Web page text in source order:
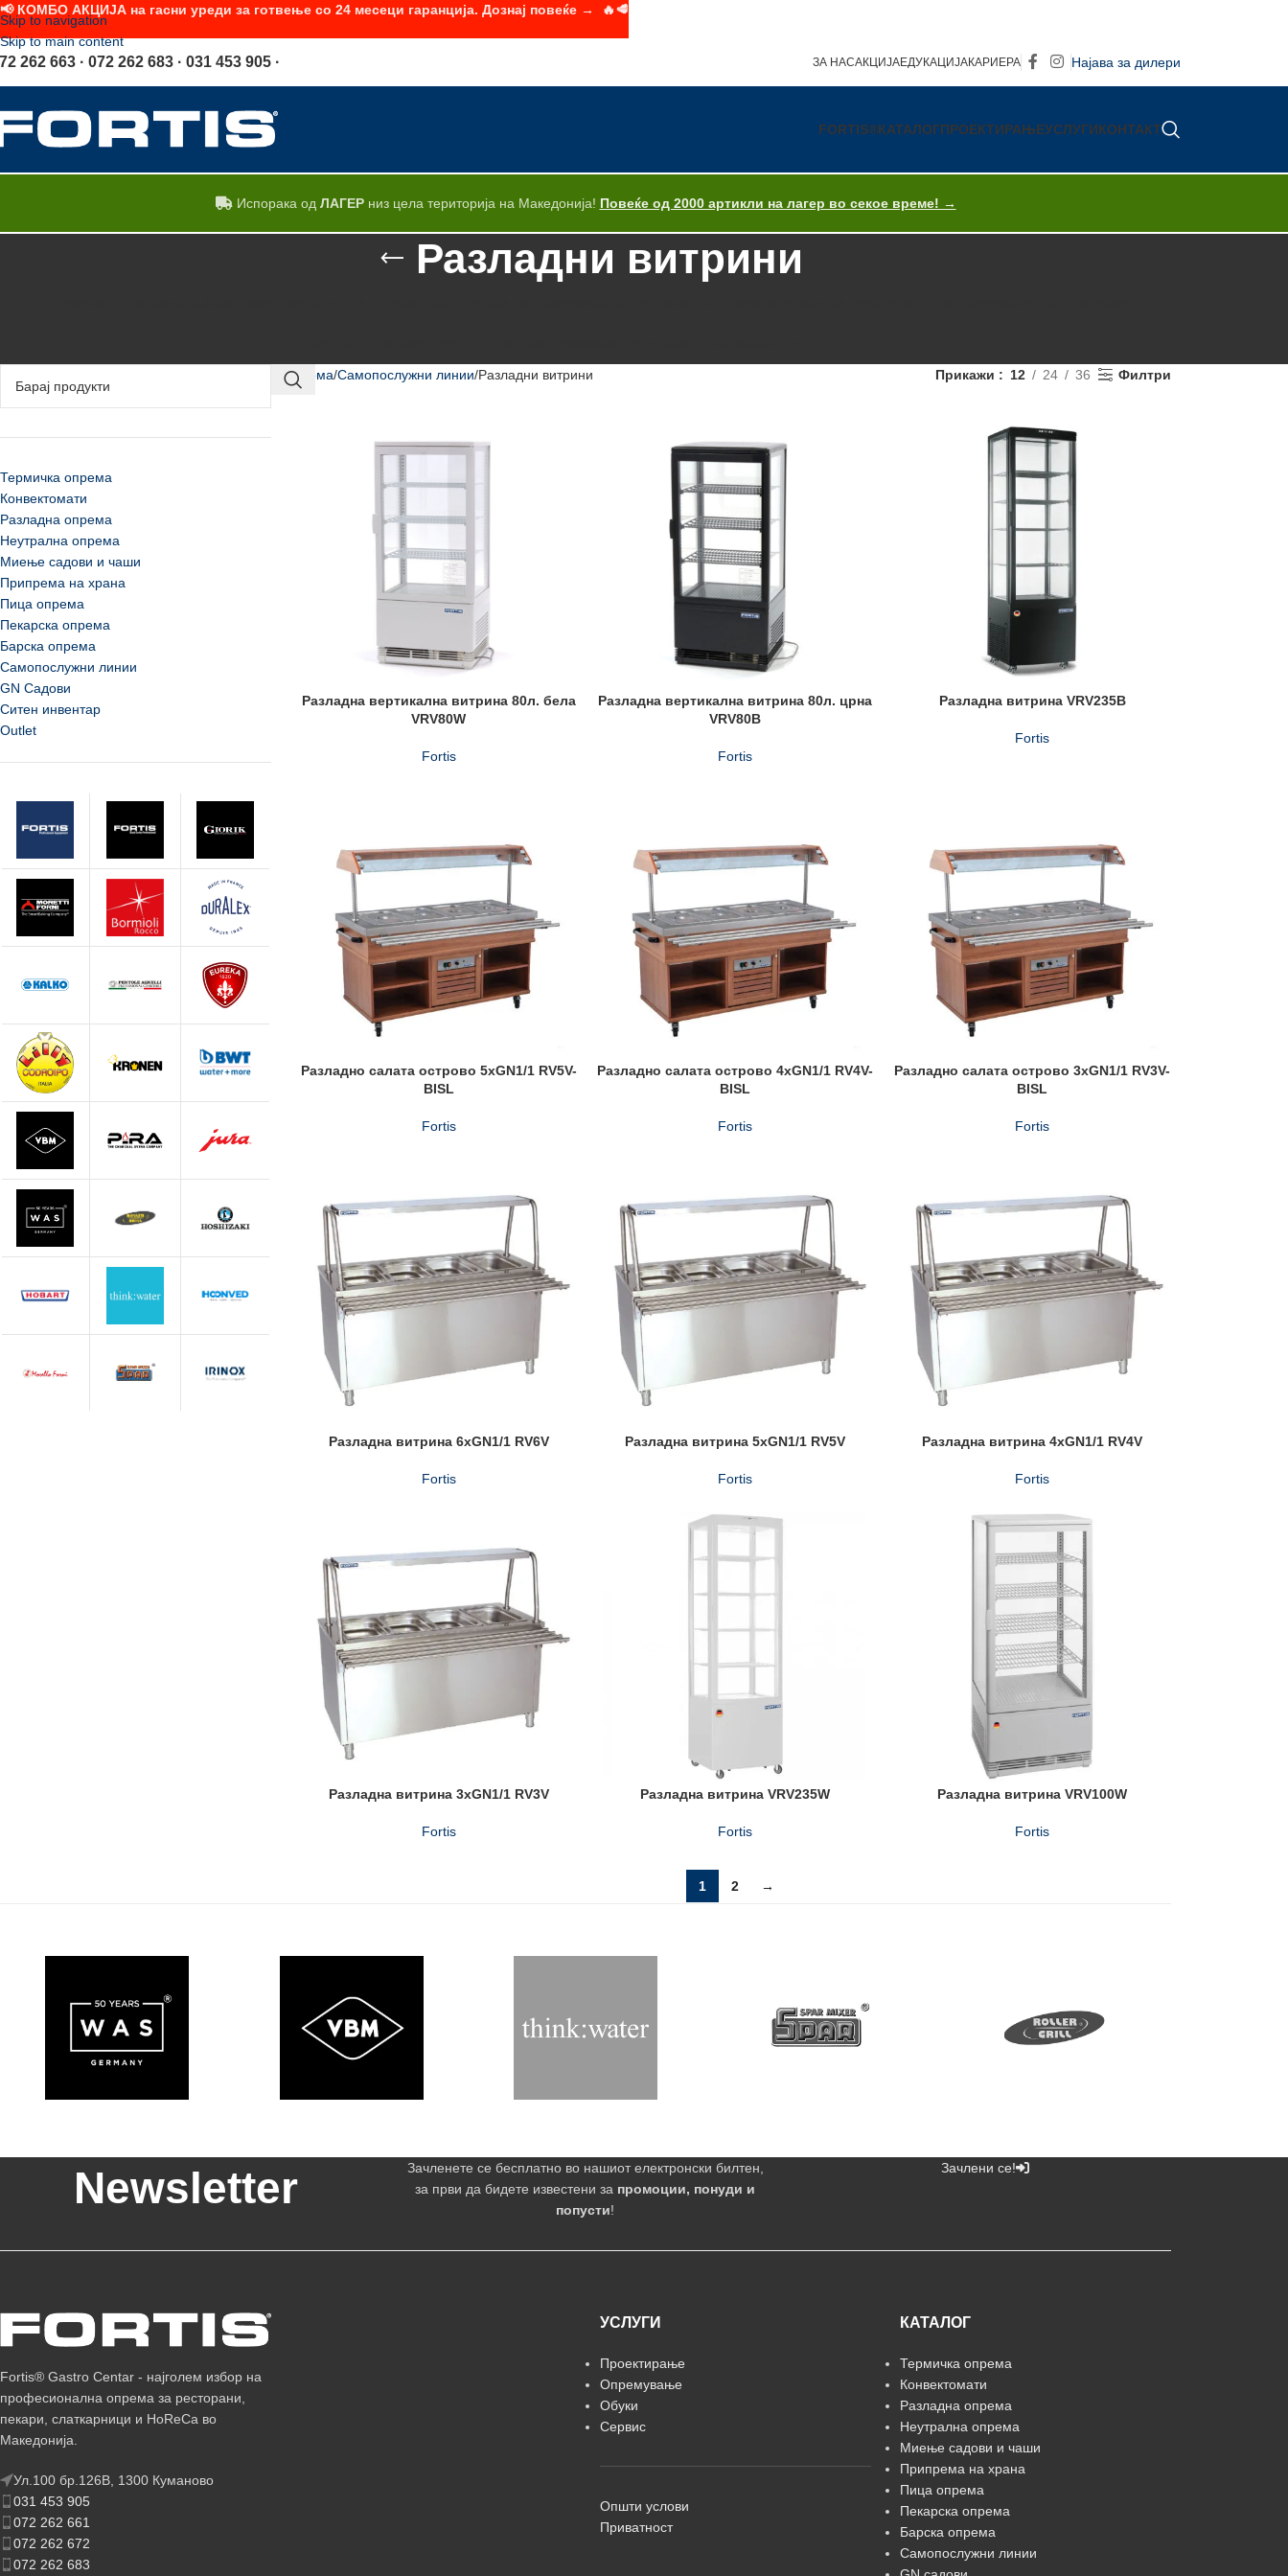
Skip to navigation
Skip to main content
262 663 · 072 262 683 · 031 453 905 · ЗА НАСАКЦИЈАЕДУКАЦИЈАКАРИЕРА Најава за дилери
FORTIS®КАТАЛОГПРОЕКТИРАЊЕУСЛУГИКОНТАКТ
Испорака од ЛАГЕРниз цела територија на Македонија! Повеќе од 2000 артикли на лагер во секое време! →
Разладни витрини
Термичка опрема
Конвектомати
Разладна опрема
Неутрална опрема
Миење садови и чаши
Припрема на храна
Пица опрема
Пекарска опрема
Барска опрема
Самопослужни линии
GN Садови
Ситен инвентар
Outlet
Дома Самопослужни линии Разладни витрини Прикажи 12 24 36 Филтри
Разладна вертикална витрина 80л. бела
VRV80W
Fortis
Разладна вертикална витрина 80л. црна
VRV80B
Fortis
Разладна витрина VRV235B
Fortis
Разладно салата острово 5xGN1/1 RV5V-
BISL
Fortis
Разладно салата острово 4xGN1/1 RV4V-
BISL
Fortis
Разладно салата острово 3xGN1/1 RV3V-
BISL
Fortis
Разладна витрина 6xGN1/1 RV6V
Fortis
Разладна витрина 5xGN1/1 RV5V
Fortis
Разладна витрина 4xGN1/1 RV4V
Fortis
Разладна витрина 3xGN1/1 RV3V
Fortis
Разладна витрина VRV235W
Fortis
Разладна витрина VRV100W
Fortis
1 2 →
Newsletter
Зачленете се бесплатно во нашиот електронски билтен,
за први да бидете известени за промоции, понуди и
попусти!
Зачлени се!
Fortis® Gastro Centar - најголем избор на
професионална опрема за ресторани,
пекари, слаткарници и HoReCa во
Македонија.
Ул.100 бр.126В, 1300 Куманово
031 453 905
072 262 661
072 262 672
072 262 683
УСЛУГИ
Проектирање
Опремување
Обуки
Сервис
Општи услови
Приватност
КАТАЛОГ
Термичка опрема
Конвектомати
Разладна опрема
Неутрална опрема
Миење садови и чаши
Припрема на храна
Пица опрема
Пекарска опрема
Барска опрема
Самопослужни линии
📢 КОМБО АКЦИЈА на гасни уреди за готвење со 24 месеци гаранција. Дознај повеќе → 🔥🥩